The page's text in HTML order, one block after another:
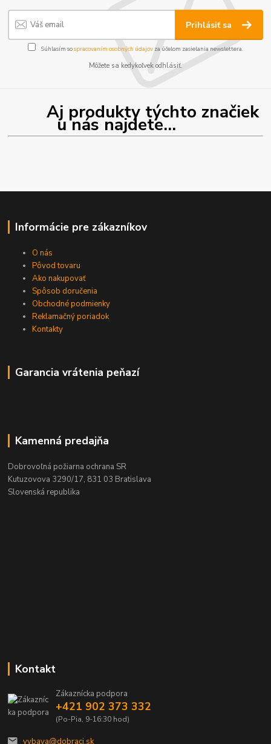
Prihlásiť sa
Súhlasím sospracovaním osobných údajov za účelom zasielania newslettera.
Môžete sa kedykoľvek odhlásiť.
Aj produkty týchto značiek
u nás najdete...
Informácie pre zákazníkov
O nás
Pôvod tovaru
Ako nakupovať
Spôsob doručenia
Obchodné podmienky
Reklamačný poriadok
Kontakty
Garancia vrátenia peňazí
Kamenná predajňa
Dobrovoľná požiarna ochrana SR
Kutuzovova 3290/17, 831 03 Bratislava
Slovenská republika
Kontakt
Zákaznícka podpora
+421 902 373 332
(Po-Pia, 9-16:30 hod)
vybava@dobraci.sk